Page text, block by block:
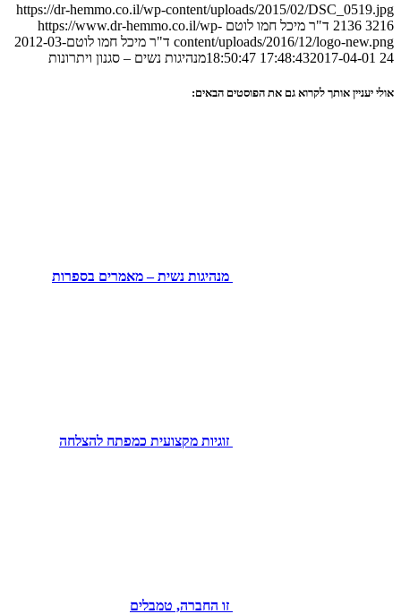
https://dr-hemmo.co.il/wp-content/uploads/2015/02/DSC_0519.jpg
2136 3216 ד"ר מיכל חמו לוטם https://www.dr-hemmo.co.il/wp-
content/uploads/2016/12/logo-new.png ד"ר מיכל חמו לוטם2012-03-
24 17:48:43
2017-04-01 18:50:47 מנהיגות נשים – סגנון ויתרונות
אולי יעניין אותך לקרוא גם את הפוסטים הבאים:
מנהיגות נשית – מאמרים בספרות
זוגיות מקצועית כמפתח להצלחה
זו החברה, טמבלים